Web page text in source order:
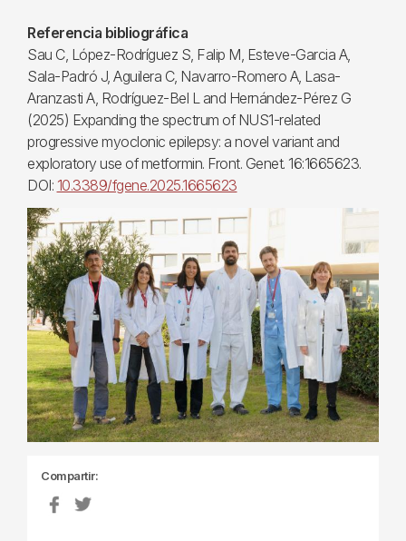
Referencia bibliográfica
Sau C, López-Rodríguez S, Falip M, Esteve-Garcia A,
Sala-Padró J, Aguilera C, Navarro-Romero A, Lasa-
Aranzasti A, Rodríguez-Bel L and Hernández-Pérez G
(2025) Expanding the spectrum of NUS1-related
progressive myoclonic epilepsy: a novel variant and
exploratory use of metformin. Front. Genet. 16:1665623.
DOI: 10.3389/fgene.2025.1665623
Compartir: